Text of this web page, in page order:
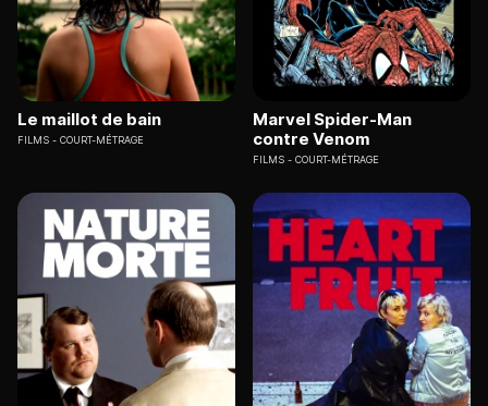
Le maillot de bain
FILMS COURT-MÉTRAGE
Marvel Spider-Man
contre Venom
FILMS COURT-MÉTRAGE